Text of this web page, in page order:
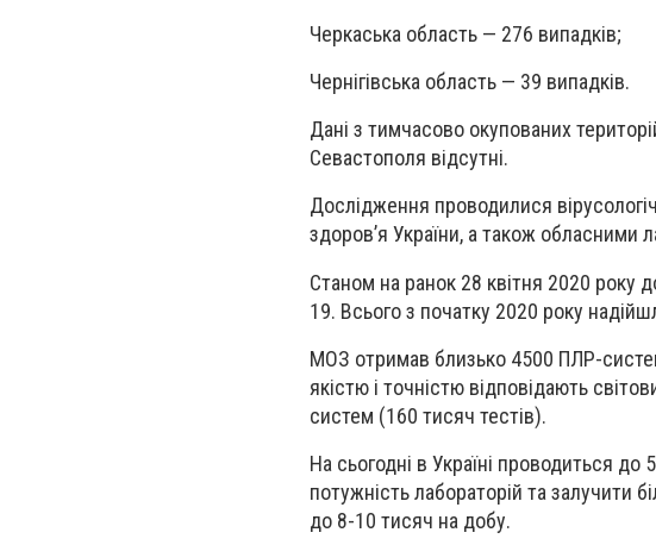
Черкаська область — 276 випадків;
Чернігівська область — 39 випадків.
Дані з тимчасово окупованих
Севастополя відсутні.
Дослідження проводилися
здоров’я України, а також обласними
Станом на ранок 28 квітня 2020 року
19. Всього з початку 2020 року
МОЗ отримав близько 4500 ПЛР-
якістю і точністю відповідають
систем (160 тисяч тестів).
На сьогодні в Україні проводиться
потужність лабораторій та залучити
до 8-10 тисяч на добу.